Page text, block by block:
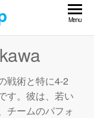
Menu
戦術と特に4-2
す。彼は、若い
チームのパフォ